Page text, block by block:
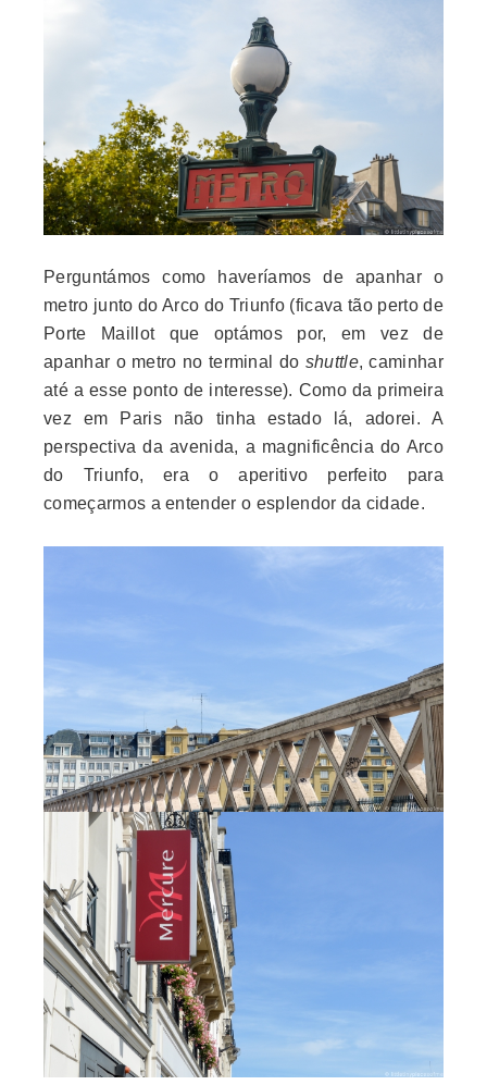
Perguntámos como haveríamos de apanhar o
metro junto do Arco do Triunfo (ficava tão perto de
Porte Maillot que optámos por, em vez de
apanhar o metro no terminal do shuttle, caminhar
até a esse ponto de interesse). Como da primeira
vez em Paris não tinha estado lá, adorei. A
perspectiva da avenida, a magnificência do Arco
do Triunfo, era o aperitivo perfeito para
começarmos a entender o esplendor da cidade.